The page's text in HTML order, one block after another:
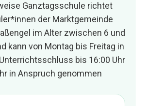
Ganztagsschule richtet
der Marktgemeinde
im Alter zwischen 6 und
kann von Montag bis Freitag in
bis 16:00 Uhr
in Anspruch genommen